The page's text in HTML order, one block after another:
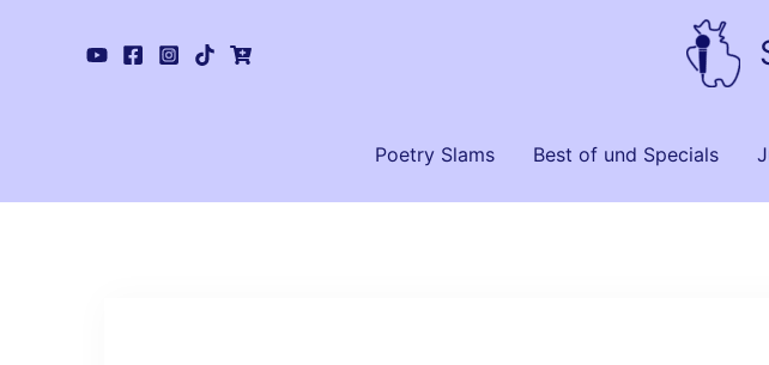
Poetry Slams Best of und Specials